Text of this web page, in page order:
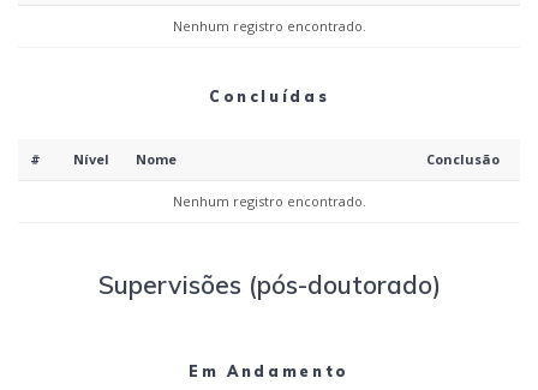
Nenhum registro encontrado.
Concluídas
# Nível Nome Conclusão
Nenhum registro encontrado.
Supervisões (pós-doutorado)
Em Andamento